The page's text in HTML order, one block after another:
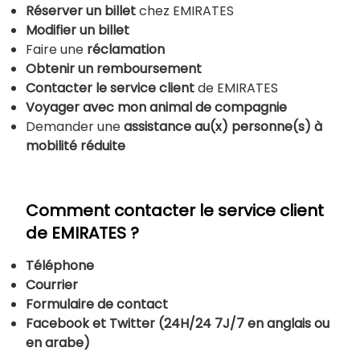
Réserver un billetchez EMIRATES
Modifier un billet
Faire une réclamation
Obtenir un remboursement
Contacter le service clientde EMIRATES
Voyager avec mon animal de compagnie
Demander uneassistance au(x) personne(s) à
mobilité réduite
Comment contacter le service client
de EMIRATES ?
Téléphone
Courrier
Formulaire de contact
Facebook et Twitter (24H/24 7J/7 en anglais ou
en arabe)